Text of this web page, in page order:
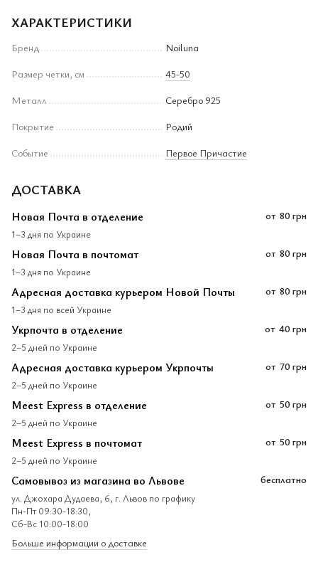
ХАРАКТЕРИСТИКИ
Бренд
Noiluna
Размер четки, см
45-50
Металл
Серебро 925
Покрытие
Родий
Событие
Первое Причастие
ДОСТАВКА
Новая Почта в отделение
1–3 дня по Украине
от 80 грн
Новая Почта в почтомат
1–3 дня по Украине
от 80 грн
Адресная доставка курьером Новой Почты
1–3 дня по всей Украине
от 80 грн
Укрпочта в отделение
2–5 дней по Украине
от 40 грн
Адресная доставка курьером Укрпочты
2–5 дней по Украине
от 70 грн
Meest Express в отделение
2–5 дней по Украине
от 50 грн
Meest Express в почтомат
2–5 дней по Украине
от 50 грн
Самовывоз из магазина во Львове
ул. Джохара Дудаева, 6, г. Львов по графику
Пн-Пт 09:30-18:30,
Сб-Вс 10:00-18:00
бесплатно
Больше информации о доставке